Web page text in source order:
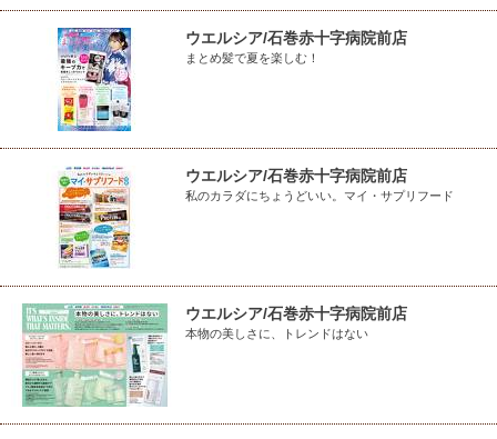
ウエルシア/石巻赤十字病院前店
まとめ髪で夏を楽しむ！
ウエルシア/石巻赤十字病院前店
私のカラダにちょうどいい。マイ・サプリフード
ウエルシア/石巻赤十字病院前店
本物の美しさに、トレンドはない